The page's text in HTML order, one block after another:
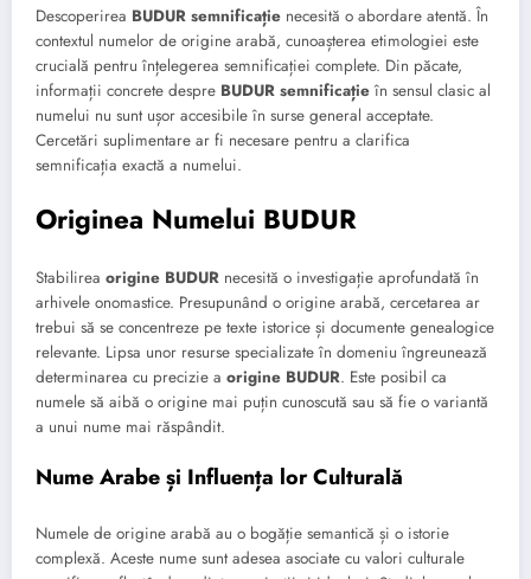
Descoperirea BUDUR semnificație necesită o abordare atentă. În
contextul numelor de origine arabă, cunoașterea etimologiei este
crucială pentru înțelegerea semnificației complete. Din păcate,
informații concrete despre BUDUR semnificație în sensul clasic al
numelui nu sunt ușor accesibile în surse general acceptate.
Cercetări suplimentare ar fi necesare pentru a clarifica
semnificația exactă a numelui.
Originea Numelui BUDUR
Stabilirea origine BUDUR necesită o investigație aprofundată în
arhivele onomastice. Presupunând o origine arabă, cercetarea ar
trebui să se concentreze pe texte istorice și documente genealogice
relevante. Lipsa unor resurse specializate în domeniu îngreunează
determinarea cu precizie a origine BUDUR. Este posibil ca
numele să aibă o origine mai puțin cunoscută sau să fie o variantă
a unui nume mai răspândit.
Nume Arabe și Influența lor Culturală
Numele de origine arabă au o bogăție semantică și o istorie
complexă. Aceste nume sunt adesea asociate cu valori culturale